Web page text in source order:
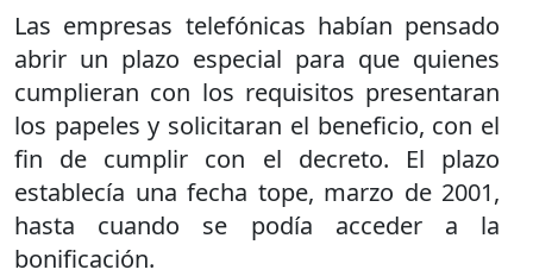
Las empresas telefónicas habían pensado
abrir un plazo especial para que quienes
cumplieran con los requisitos presentaran
los papeles y solicitaran el beneficio, con el
fin de cumplir con el decreto. El plazo
establecía una fecha tope, marzo de 2001,
hasta cuando se podía acceder a la
bonificación.